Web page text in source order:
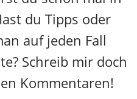
du Tipps oder
auf jeden Fall
Schreib mir doch
Kommentaren!